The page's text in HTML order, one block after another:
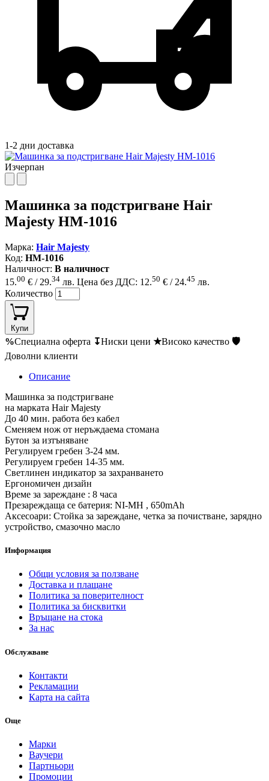
1-2 дни доставка
Изчерпан
Машинка за подстригване Hair
Majesty HM-1016
Марка: Hair Majesty
Код: HM-1016
Наличност: В наличност
15.00 € / 29.34 лв. Цена без ДДС: 12.50 € / 24.45 лв.
Количество
Купи
%Специална оферта ↧Ниски цени ★Високо качество 🛡
Доволни клиенти
Описание
Машинка за подстригване
на марката Hair Majesty
До 40 мин. работа без кабел
Сменяем нож от неръждаема стомана
Бутон за изтъняване
Регулируем гребен 3-24 мм.
Регулируем гребен 14-35 мм.
Светлинен индикатор за захранването
Ергономичен дизайн
Време за зареждане : 8 часа
Презареждаща се батерия: NI-MH , 650mAh
Аксесоари: Стойка за зареждане, четка за почистване, зарядно
устройство, смазочно масло
Информация
Общи условия за ползване
Доставка и плащане
Политика за поверителност
Политика за бисквитки
Връщане на стока
За нас
Обслужване
Контакти
Рекламации
Карта на сайта
Още
Марки
Ваучери
Партньори
Промоции